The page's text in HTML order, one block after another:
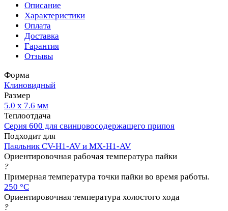
Описание
Характеристики
Оплата
Доставка
Гарантия
Отзывы
Форма
Клиновидный
Размер
5.0 х 7.6 мм
Теплоотдача
Серия 600 для свинцовосодержащего припоя
Подходит для
Паяльник CV-H1-AV и MX-H1-AV
Ориентировочная рабочая температура пайки
?
Примерная температура точки пайки во время работы.
250 °C
Ориентировочная температура холостого хода
?